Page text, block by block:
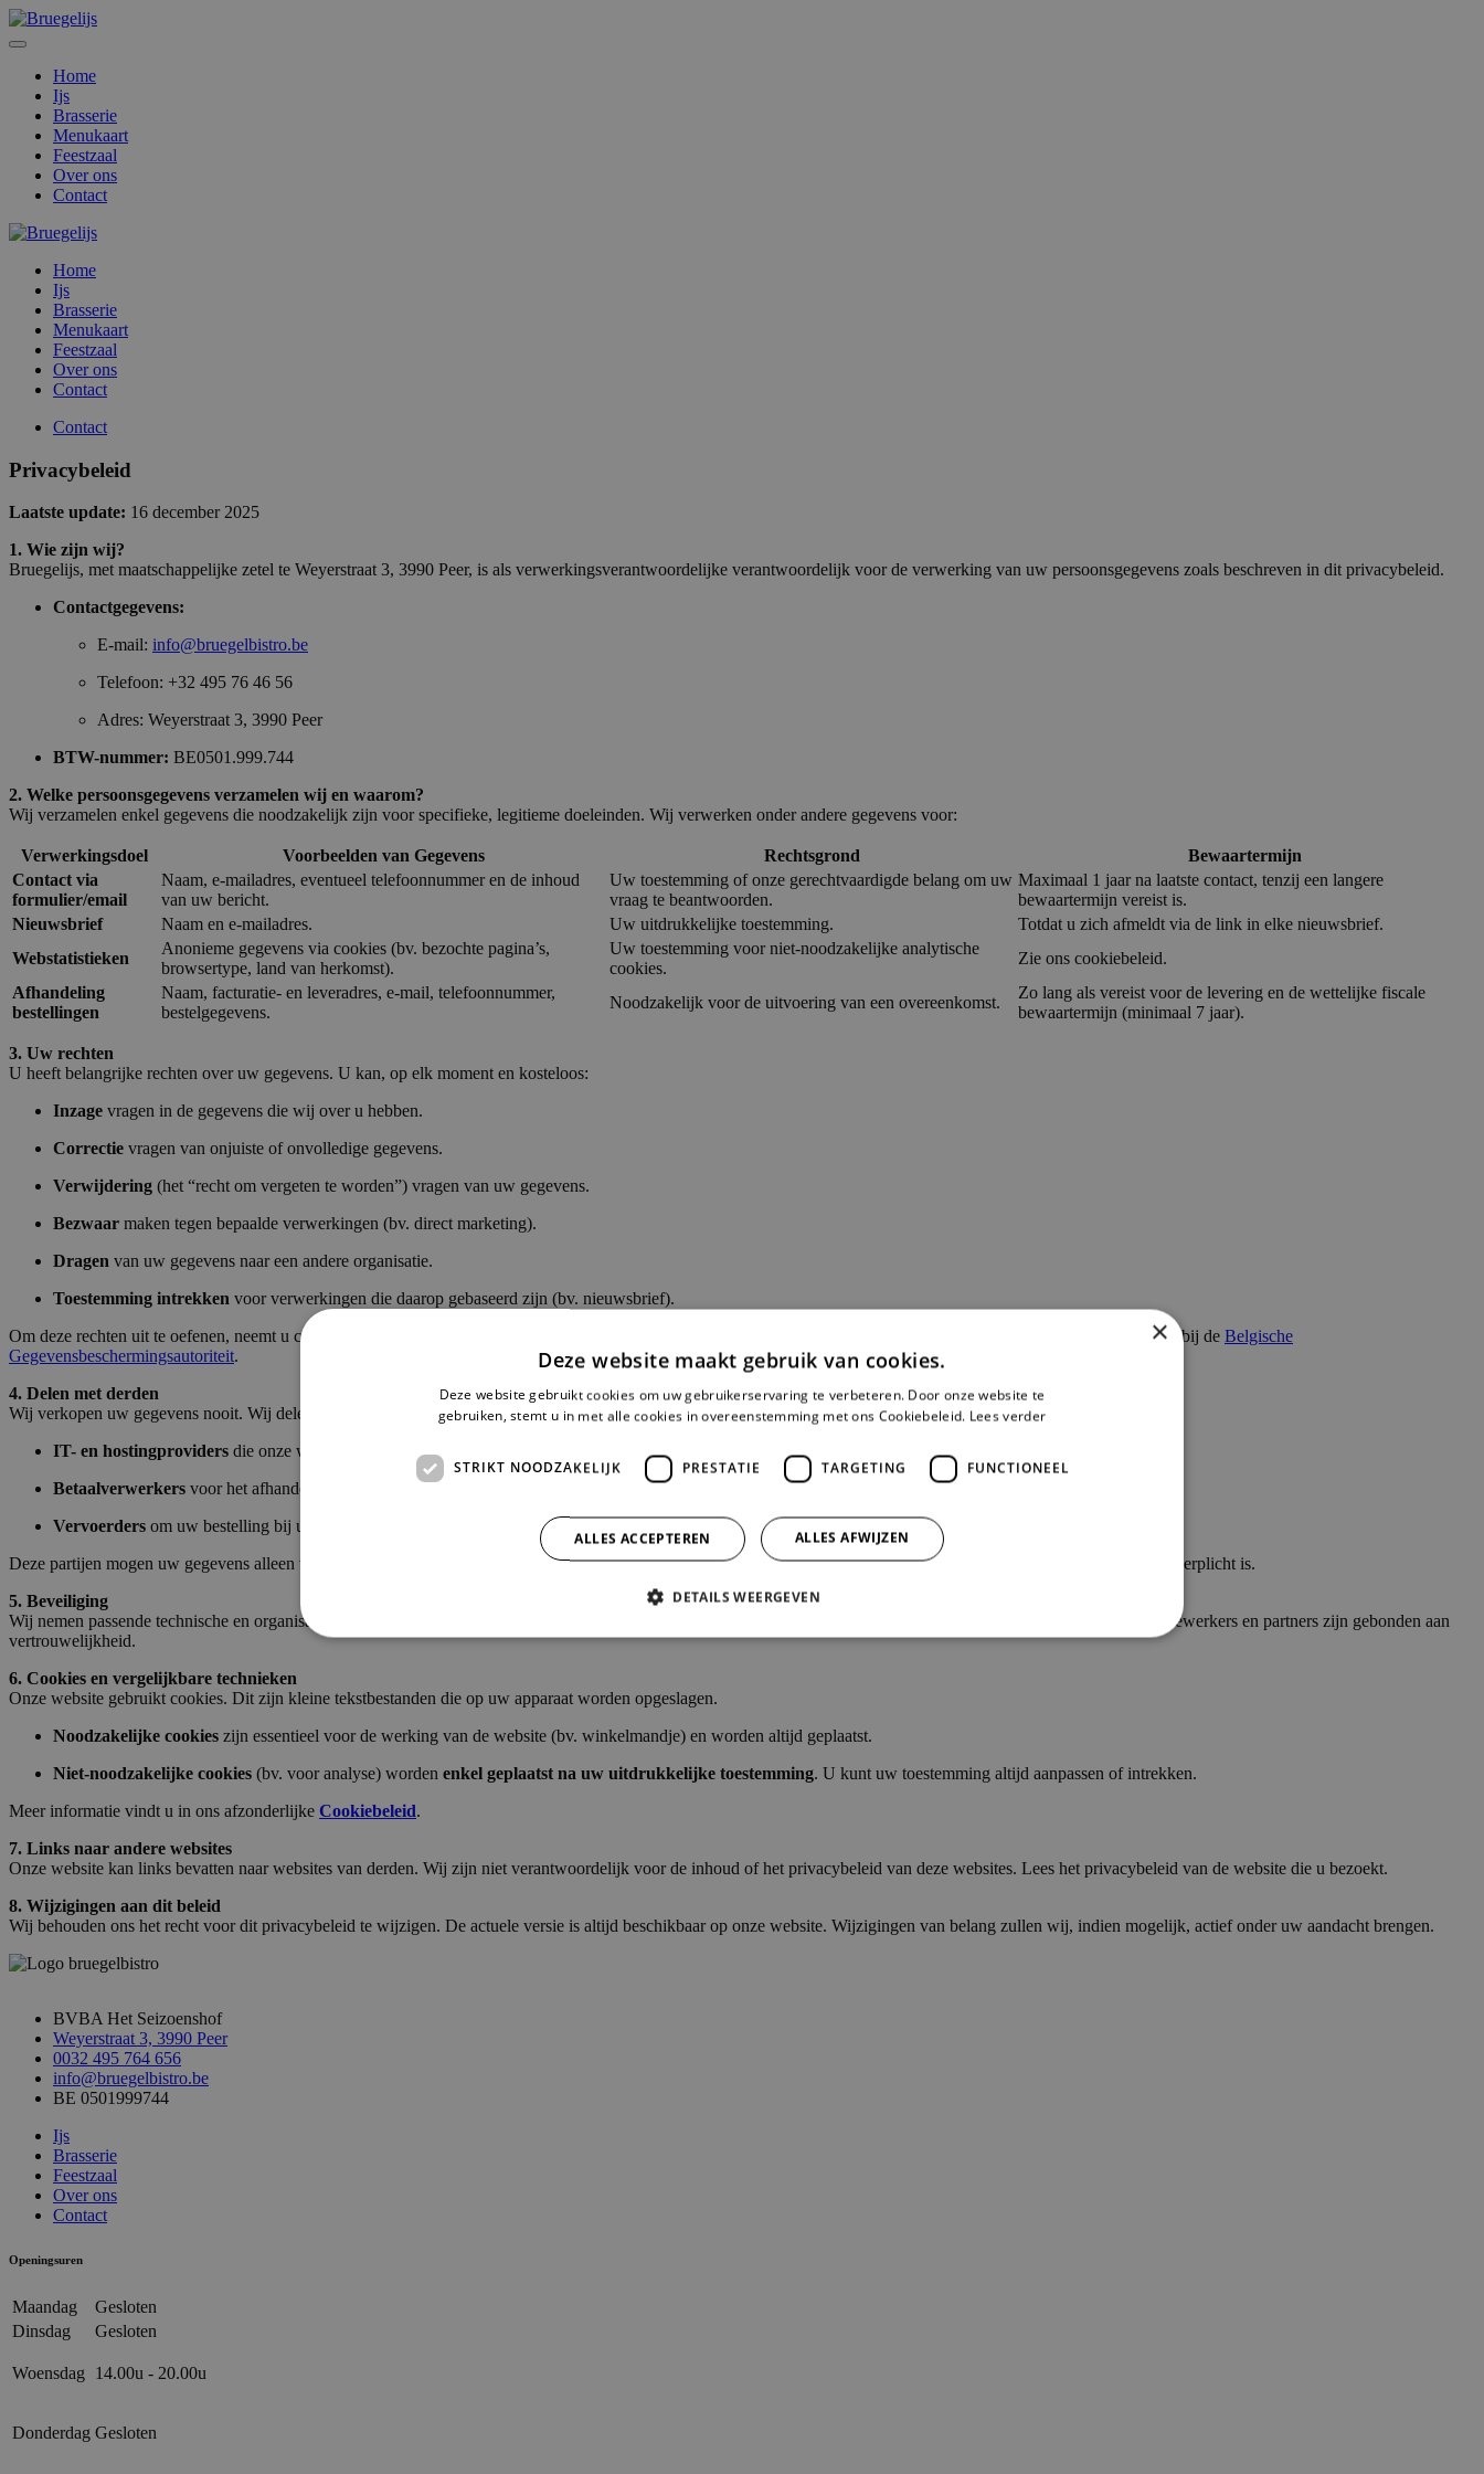
Home
Ijs
Brasserie
Menukaart
Feestzaal
Over ons
Contact
Home
Ijs
Brasserie
Menukaart
Feestzaal
Over ons
Contact
Contact
Privacybeleid
Laatste update: 16 december 2025
1. Wie zijn wij?
Bruegelijs, met maatschappelijke zetel te Weyerstraat 3, 3990 Peer, is als verwerkingsverantwoordelijke verantwoordelijk voor de verwerking van uw persoonsgegevens zoals beschreven in dit privacybeleid.
Contactgegevens:
E-mail: info@bruegelbistro.be
Telefoon: +32 495 76 46 56
Adres: Weyerstraat 3, 3990 Peer
BTW-nummer: BE0501.999.744
2. Welke persoonsgegevens verzamelen wij en waarom?
Wij verzamelen enkel gegevens die noodzakelijk zijn voor specifieke, legitieme doeleinden. Wij verwerken onder andere gegevens voor:
Verwerkingsdoel Voorbeelden van Gegevens Rechtsgrond
Bewaartermijn
Contact via
formulier/email
Naam, e-mailadres, eventueel telefoonnummer en de inhoud
van uw bericht.
Uw toestemming of onze gerechtvaardigde belang om uw
vraag te beantwoorden.
Maximaal 1 jaar na laatste contact, tenzij een langere
bewaartermijn vereist is.
Nieuwsbrief
Naam en e-mailadres. Uw uitdrukkelijke toestemming.
Totdat u zich afmeldt via de link in elke nieuwsbrief.
Webstatistieken
Anonieme gegevens via cookies (bv. bezochte pagina’s,
browsertype, land van herkomst).
Uw toestemming voor niet-noodzakelijke analytische
cookies.
Zie ons cookiebeleid.
Afhandeling
bestellingen
Naam, facturatie- en leveradres, e-mail, telefoonnummer,
bestelgegevens.
Noodzakelijk voor de uitvoering van een overeenkomst.
Zo lang als vereist voor de levering en de wettelijke fiscale
bewaartermijn (minimaal 7 jaar).
3. Uw rechten
U heeft belangrijke rechten over uw gegevens. U kan, op elk moment en kosteloos:
Inzage vragen in de gegevens die wij over u hebben.
Correctie vragen van onjuiste of onvolledige gegevens.
Verwijdering (het “recht om vergeten te worden”) vragen van uw gegevens.
Bezwaar maken tegen bepaalde verwerkingen (bv. direct marketing).
Dragen van uw gegevens naar een andere organisatie.
Toestemming intrekken voor verwerkingen die daarop gebaseerd zijn (bv. nieuwsbrief).
Om deze rechten uit te oefenen, neemt u contact met ons op via de gegevens in punt 1. Wij reageren binnen één maand. U heeft ook het recht om een klacht in te dienen bij de Belgische
Gegevensbeschermingsautoriteit.
4. Delen met derden
Wij verkopen uw gegevens nooit. Wij delen uw persoonsgegevens enkel met strikt noodzakelijke derde partijen, zoals:
IT- en hostingproviders die onze website en systemen technisch ondersteunen.
Betaalverwerkers voor het afhandelen van online betalingen.
Vervoerders om uw bestelling bij u te kunnen afleveren.
Deze partijen mogen uw gegevens alleen verwerken in opdracht van ons en volgens onze instructies. Wij delen gegevens met overheidsinstanties alleen als dit wettelijk verplicht is.
5. Beveiliging
Wij nemen passende technische en organisatorische maatregelen om uw persoonsgegevens te beschermen tegen verlies, diefstal of ongeautoriseerde toegang
. Onze medewerkers en partners zijn gebonden aan
vertrouwelijkheid.
6. Cookies en vergelijkbare technieken
Onze website gebruikt cookies. Dit zijn kleine tekstbestanden die op uw apparaat worden opgeslagen.
Noodzakelijke cookies zijn essentieel voor de werking van de website (bv. winkelmandje) en worden altijd geplaatst.
Niet-noodzakelijke cookies (bv. voor analyse) worden enkel geplaatst na uw uitdrukkelijke toestemming. U kunt uw toestemming altijd aanpassen of intrekken.
Meer informatie vindt u in ons afzonderlijke Cookiebeleid.
7. Links naar andere websites
Onze website kan links bevatten naar websites van derden. Wij zijn niet verantwoordelijk voor de inhoud of het privacybeleid van deze websites. Lees het privacybeleid van de website die u bezoekt.
8. Wijzigingen aan dit beleid
Wij behouden ons het recht voor dit privacybeleid te wijzigen. De actuele versie is altijd beschikbaar op onze website. Wijzigingen van belang zullen wij, indien mogelijk, actief onder uw aandacht brengen.
BVBA Het Seizoenshof
Weyerstraat 3, 3990 Peer
0032 495 764 656
info@bruegelbistro.be
BE 0501999744
Ijs
Brasserie
Feestzaal
Over ons
Contact
Openingsuren
Maandag
Gesloten
Dinsdag
Gesloten
Woensdag 14.00u - 20.00u
Donderdag Gesloten
×
Deze website maakt gebruik van cookies.
Deze website gebruikt cookies om uw gebruikerservaring te verbeteren. Door onze website te
gebruiken, stemt u in met alle cookies in overeenstemming met ons Cookiebeleid. Lees verder
STRIKT NOODZAKELIJK PRESTATIE TARGETING FUNCTIONEEL
ALLES ACCEPTEREN ALLES AFWIJZEN
DETAILS WEERGEVEN